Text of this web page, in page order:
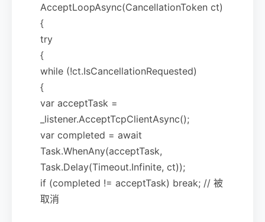
AcceptLoopAsync(CancellationToken ct)
{
try
{
while (!ct.IsCancellationRequested)
{
var acceptTask =
_listener.AcceptTcpClientAsync();
var completed = await
Task.WhenAny(acceptTask,
Task.Delay(Timeout.Infinite, ct));
if (completed != acceptTask) break; // 被
取消